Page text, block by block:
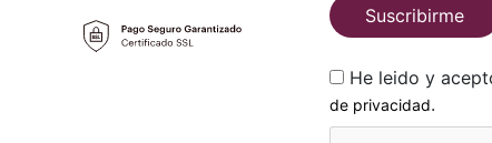
Suscribirme
de privacidad.